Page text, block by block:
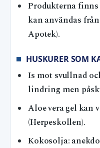
Produkterna finns
kan användas
Apotek).
HUSKURER SOM
Is mot svullnad
lindring men
Aloe vera gel kan
(Herpeskollen).
Kokosolja: